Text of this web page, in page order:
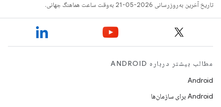
تاریخ آخرین به‌روزرسانی 2026-05-21 به‌وقت ساعت هماهنگ جهانی.
مطالب بیشتر درباره ANDROID
Android
Android برای سازمان‌ها